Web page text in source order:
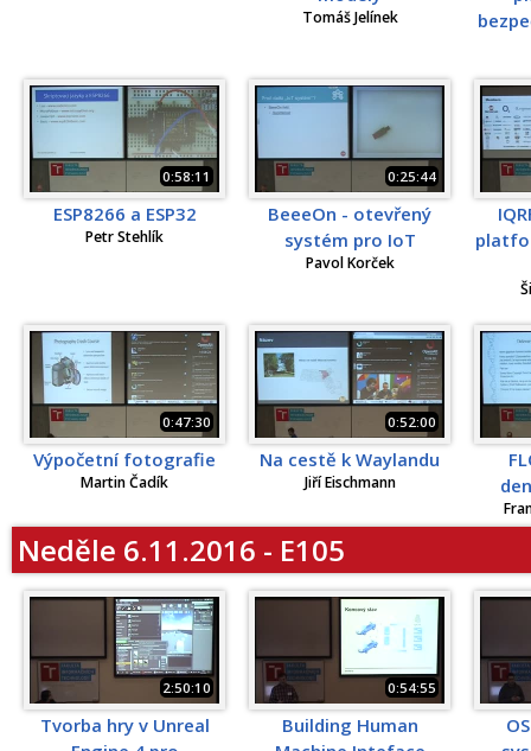
Tomáš Jelínek
0:58:11
ESP8266 a ESP32
Petr Stehlík
0:25:44
BeeeOn - otevřený
systém pro IoT
Pavol Korček
0:47:30
Výpočetní fotografie
Martin Čadík
0:52:00
Na cestě k Waylandu
Jiří Eischmann
Neděle 6.11.2016 - E105
2:50:10
Tvorba hry v Unreal
0:54:55
Building Human